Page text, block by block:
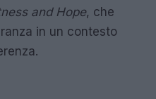
and Hope, che
in un contesto